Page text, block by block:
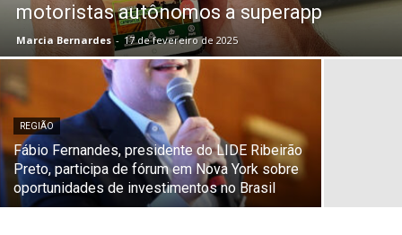
motoristas autônomos a superapp
Marcia Bernardes - 17 de fevereiro de 2025
REGIÃO
Fábio Fernandes, presidente do LIDE Ribeirão
Preto, participa de fórum em Nova York sobre
oportunidades de investimentos no Brasil